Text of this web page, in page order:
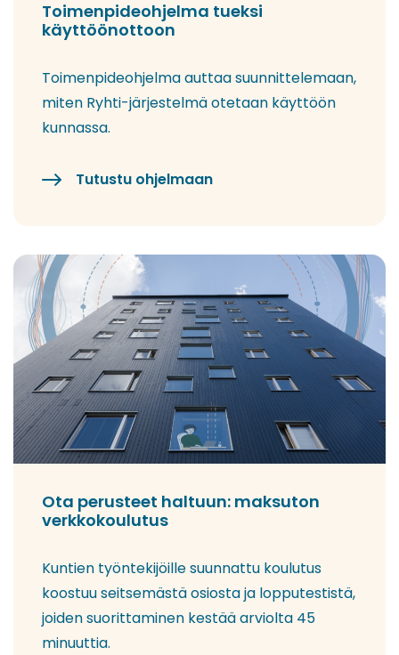
Toimenpideohjelma tueksi
käyttöönottoon
Toimenpideohjelma auttaa suunnittelemaan,
miten Ryhti-järjestelmä otetaan käyttöön
kunnassa.
Tutustu ohjelmaan
Ota perusteet haltuun: maksuton
verkkokoulutus
Kuntien työntekijöille suunnattu koulutus
koostuu seitsemästä osiosta ja lopputestistä,
joiden suorittaminen kestää arviolta 45
minuuttia.